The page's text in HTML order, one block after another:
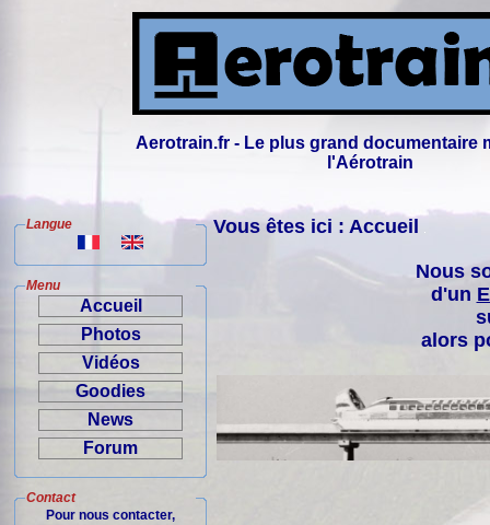
Aerotrain.fr - Le plus grand documentaire
l'Aérotrain
Langue
Menu
Accueil
Photos
Vidéos
Goodies
News
Forum
Contact
Pour nous contacter,
Vous êtes ici : Accueil
Nous
d'un
alors